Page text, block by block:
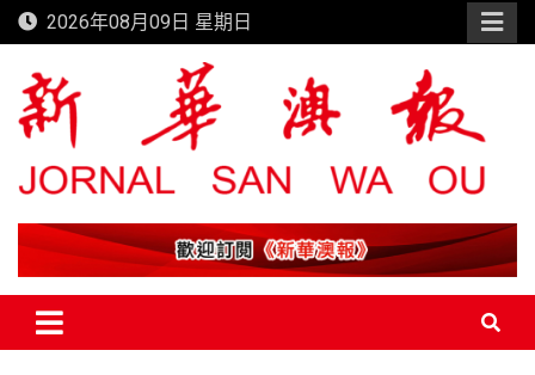
Skip
to
content
2026年08月09日 星期日
新華澳報